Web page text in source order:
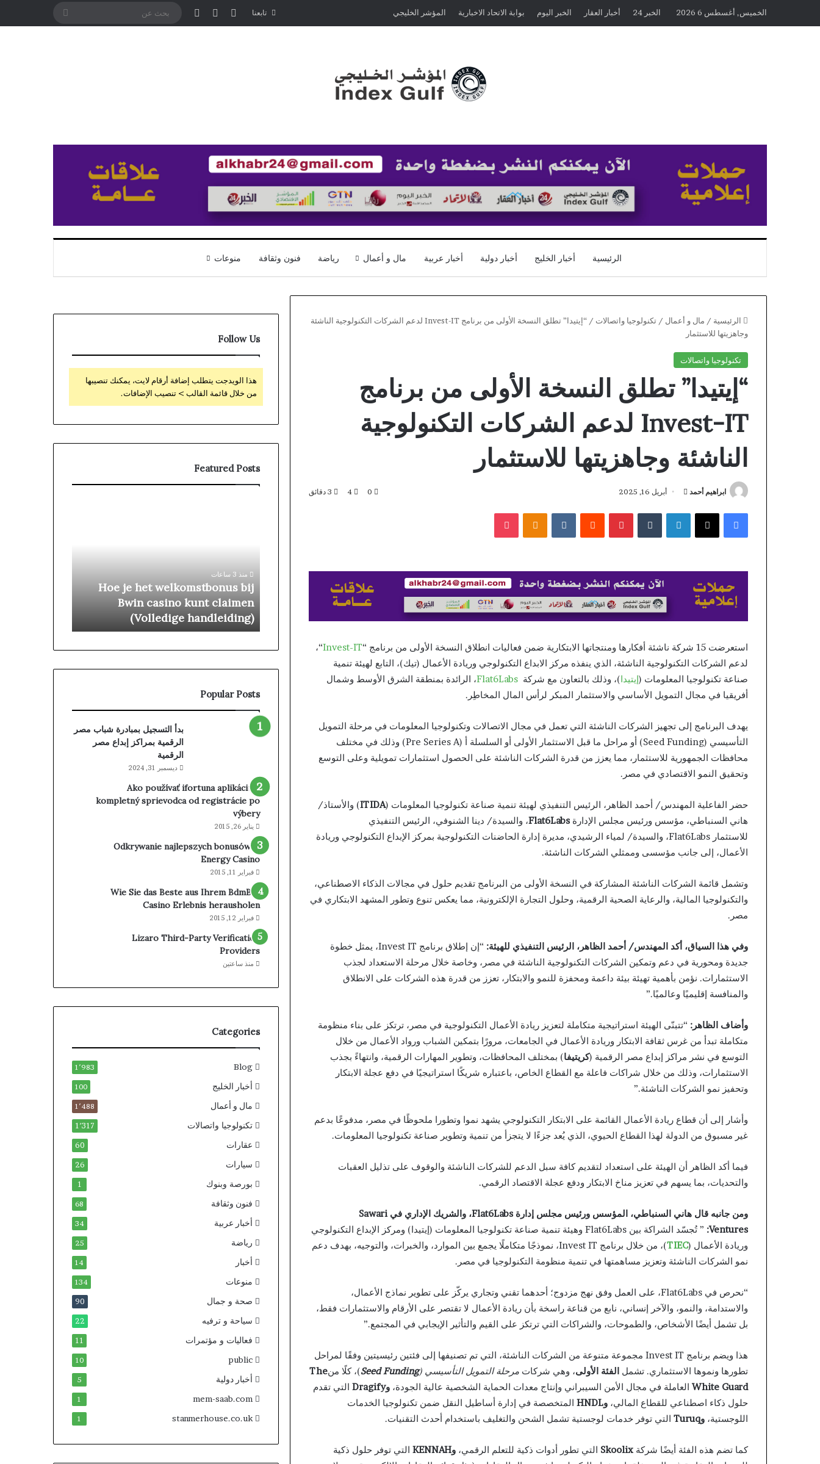
الخميس, أغسطس 6 2026 الخبر 24 أخبار العقار الخبر اليوم بوابة الاتحاد الاخبارية المؤشر الخليجي تابعنا تسجيل الدخول
مقال عشوائي
إضافة عمود جانبي
الرئيسية أخبار الخليج أخبار دولية أخبار عربية مال و أعمال رياضة فنون وثقافة منوعات
الرئيسية / مال و أعمال / تكنولوجيا واتصالات /
“إيتيدا” تطلق النسخة الأولى من برنامج Invest-IT لدعم الشركات التكنولوجية الناشئة
وجاهزيتها للاستثمار
تكنولوجيا واتصالات
“إيتيدا” تطلق النسخة الأولى من برنامج
Invest-IT لدعم الشركات التكنولوجية
الناشئة وجاهزيتها للاستثمار
ابراهيم أحمد
أرسل
إلكترونيا
أبريل 16, 2025 0
4
فيسبوكX لينكدإن بينتيريست Odnoklassniki
بوكيت
استعرضت 15 شركة ناشئة أفكارها ومنتجاتها الابتكارية ضمن فعاليات انطلاق النسخة الأولى من برنامج “ Invest-IT“،
لدعم الشركات التكنولوجية الناشئة، الذي ينفذه مركز الابداع التكنولوجي وريادة الأعمال (تيك)، التابع لهيئة تنمية
صناعة تكنولوجيا المعلومات (إيتيدا)، وذلك بالتعاون مع شركة Flat6Labs، الرائدة بمنطقة الشرق الأوسط وشمال
أفريقيا في مجال التمويل الأساسي والاستثمار المبكر لرأس المال المخاطِر.
يهدف البرنامج إلى تجهيز الشركات الناشئة التي تعمل في مجال الاتصالات وتكنولوجيا المعلومات في مرحلة التمويل
التأسيسي (Seed Funding) أو مراحل ما قبل الاستثمار الأولى أو السلسلة أ (Pre Series A) وذلك في مختلف
محافظات الجمهورية للاستثمار، مما يعزز من قدرة الشركات الناشئة على الحصول استثمارات تمويلية وعلى التوسع
وتحقيق النمو الاقتصادي في مصر.
حضر الفاعلية المهندس/ أحمد الظاهر، الرئيس التنفيذي لهيئة تنمية صناعة تكنولوجيا المعلومات (ITIDA) والأستاذ/
هاني السنباطي، مؤسس ورئيس مجلس الإدارة Flat6Labs، والسيدة/ دينا الشنوفي، الرئيس التنفيذي
للاستثمار Flat6Labs، والسيدة/ لمياء الرشيدي، مديرة إدارة الحاضنات التكنولوجية بمركز الإبداع التكنولوجي وريادة
الأعمال، إلى جانب مؤسسى وممثلي الشركات الناشئة.
وتشمل قائمة الشركات الناشئة المشاركة في النسخة الأولى من البرنامج تقديم حلول في مجالات الذكاء الاصطناعي،
والتكنولوجيا المالية، والرعاية الصحية الرقمية، وحلول التجارة الإلكترونية، مما يعكس تنوع وتطور المشهد الابتكاري في
مصر.
وفي هذا السياق، أكد المهندس/ أحمد الظاهر، الرئيس التنفيذي للهيئة:
“إن إطلاق برنامج Invest IT، يمثل خطوة
جديدة ومحورية في دعم وتمكين الشركات التكنولوجية الناشئة في مصر، وخاصة خلال مرحلة الاستعداد لجذب
الاستثمارات. نؤمن بأهمية تهيئة بيئة داعمة ومحفزة للنمو والابتكار، تعزز من قدرة هذه الشركات على الانطلاق
والمنافسة إقليميًا وعالميًا.”
وأضاف الظاهر : “تتبنّى الهيئة استراتيجية متكاملة لتعزيز ريادة الأعمال التكنولوجية في مصر، ترتكز على بناء منظومة
متكاملة تبدأ من غرس ثقافة الابتكار وريادة الأعمال في الجامعات، مرورًا بتمكين الشباب ورواد الأعمال من خلال
التوسع في نشر مراكز إبداع مصر الرقمية (كريتيفا) بمختلف المحافظات، وتطوير المهارات الرقمية، وانتهاءً بجذب
الاستثمارات، وذلك من خلال شراكات فاعلة مع القطاع الخاص، باعتباره شريكًا استراتيجيًا في دفع عجلة الابتكار
وتحفيز نمو الشركات الناشئة.”
وأشار إلى أن قطاع ريادة الأعمال القائمة على الابتكار التكنولوجي يشهد نموا وتطورا ملحوظًا في مصر، مدفوعًا بدعم
غير مسبوق من الدولة لهذا القطاع الحيوي، الذي يُعد جزءًا لا يتجزأ من تنمية وتطوير صناعة تكنولوجيا المعلومات.
فيما أكد الظاهر أن الهيئة على استعداد لتقديم كافة سبل الدعم للشركات الناشئة والوقوف على تذليل العقبات
والتحديات، بما يسهم في تعزيز مناخ الابتكار ودفع عجلة الاقتصاد الرقمي.
ومن جانبه قال هاني السنباطي، المؤسس ورئيس مجلس إدارة Flat6Labs، والشريك الإداري فيSawari
Ventures
:
” تُجسّد الشراكة بين Flat6Labs وهيئة تنمية صناعة تكنولوجيا المعلومات (إيتيدا) ومركز الإبداع التكنولوجي
وريادة الأعمال (TIEC
)، من خلال برنامج Invest IT، نموذجًا متكاملًا يجمع بين الموارد، والخبرات، والتوجيه، بهدف دعم
نمو الشركات الناشئة وتعزيز مساهمتها في تنمية منظومة التكنولوجيا في مصر.
“نحرص في Flat6Labs، على العمل وفق نهج مزدوج؛ أحدهما تقني وتجاري يركّز على تطوير نماذج الأعمال،
والاستدامة، والنمو، والآخر إنساني، نابع من قناعة راسخة بأن ريادة الأعمال لا تقتصر على الأرقام والاستثمارات فقط،
بل تشمل أيضًا الأشخاص، والطموحات، والشراكات التي ترتكز على القيم والتأثير الإيجابي في المجتمع.”
هذا ويضم برنامج Invest IT مجموعة متنوعة من الشركات الناشئة، التي تم تصنيفها إلى فئتين رئيسيتين وفقًا لمراحل
تطورها ونموها الاستثماري. تشمل الفئة الأولى، وهي شركات مرحلة التمويل التأسيسي (Seed Funding)، كلًا منThe
White Guard العاملة في مجال الأمن السيبراني وإنتاج معدات الحماية الشخصية عالية الجودة، وDragify التي تقدم
حلول ذكاء اصطناعي للقطاع المالي، وHNDL المتخصصة في إدارة أساطيل النقل ضمن تكنولوجيا الخدمات
اللوجستية، وTuruq التي توفر خدمات لوجستية تشمل الشحن والتغليف باستخدام أحدث التقنيات.
كما تضم هذه الفئة أيضًا شركة Skoolix التي تطور أدوات ذكية للتعلم الرقمي، وKENNAH التي توفر حلول ذكية
Follow Us
هذا الويدجت يتطلب إضافة أرقام لايت، يمكنك تنصيبها
من خلال قائمة القالب > تنصيب الإضافات.
Featured Posts
Casino
Mines:
منذ 8 ساعات
Realz Casino Mines: Stratégia és
kockázatkezelés
منذ ساعتين
Lizaro Third-Party Verification
Providers
casino
kunt
claimen
(Volledige
handleiding)
منذ 3 ساعات
Hoe je het welkomstbonus bij
Bwin casino kunt claimen
(Volledige handleiding)
Popular Posts
بدأ التسجيل بمبادرة شباب مصر
الرقمية بمراكز إبداع مصر
الرقمية
ديسمبر 31, 2024
Ako používať ifortuna aplikáciu –
kompletný sprievodca od registrácie po
výbery
يناير 26, 2015
Odkrywanie najlepszych bonusów w
Energy Casino
فبراير 11, 2015
Wie Sie das Beste aus Ihrem BdmBet
Casino Erlebnis herausholen
فبراير 12, 2015
Lizaro Third-Party Verification
Providers
منذ ساعتين
Categories
Blog 1٬983
أخبار الخليج 100
مال و أعمال 1٬488
تكنولوجيا واتصالات 1٬317
عقارات 60
سيارات 26
بورصة وبنوك 1
فنون وثقافة 68
أخبار عربية 34
رياضة 25
أخبار 14
منوعات 134
صحة و جمال 90
سياحة و ترفيه 22
فعاليات و مؤتمرات 11
public
10
أخبار دولية 5
mem-saab.com
1
stanmerhouse.co.uk
1